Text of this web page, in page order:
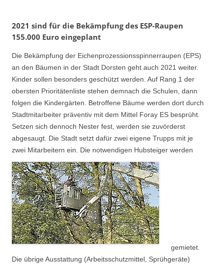
2021 sind für die Bekämpfung des ESP-Raupen
155.000 Euro eingeplant
Die Bekämpfung der Eichenprozessionsspinnerraupen (EPS)
an den Bäumen in der Stadt Dorsten geht auch 2021 weiter.
Kinder sollen besonders geschützt werden. Auf Rang 1 der
obersten Prioritätenliste stehen demnach die Schulen, dann
folgen die Kindergärten. Betroffene Bäume werden dort durch
Stadtmitarbeiter präventiv mit dem Mittel Foray ES besprüht.
Setzen sich dennoch Nester fest, werden sie zuvörderst
abgesaugt. Die Stadt setzt dafür zwei eigene Trupps mit je
zwei Mitarbeitern ein. Die notwendigen Hubsteiger werden
gemietet.
Die übrige Ausstattung (Arbeitsschutzmittel, Sprühgeräte)